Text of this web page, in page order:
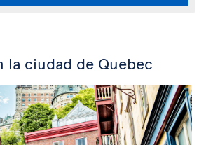
la ciudad de Quebec